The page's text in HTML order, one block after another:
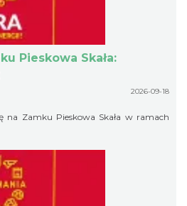
Pieskowa Skała:
2026-09-18
na Zamku Pieskowa Skała w ramach